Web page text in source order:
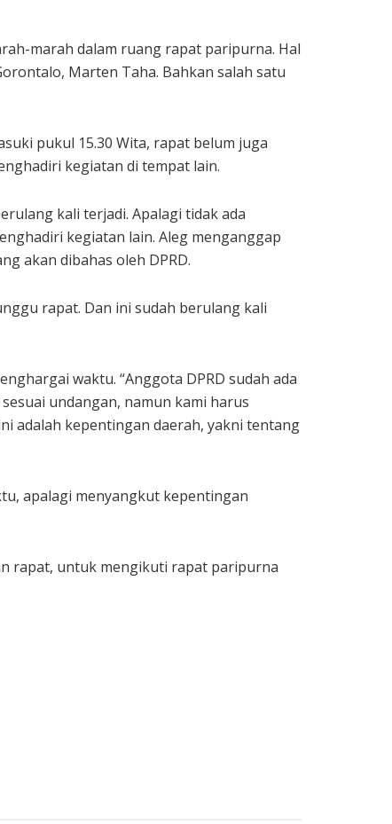
marah dalam ruang rapat paripurna. Hal
Marten Taha. Bahkan salah satu
pukul 15.30 Wita, rapat belum juga
kegiatan di tempat lain.
kali terjadi. Apalagi tidak ada
kegiatan lain. Aleg menganggap
akan dibahas oleh DPRD.
rapat. Dan ini sudah berulang kali
waktu. “Anggota DPRD sudah ada
undangan, namun kami harus
adalah kepentingan daerah, yakni tentang
apalagi menyangkut kepentingan
rapat, untuk mengikuti rapat paripurna